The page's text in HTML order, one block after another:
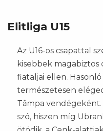
Elitliga U15
Az U16-os csapattal
kisebbek magabiztos
fiataljai ellen.
természetesen
Tâmpa
szó, hiszen míg